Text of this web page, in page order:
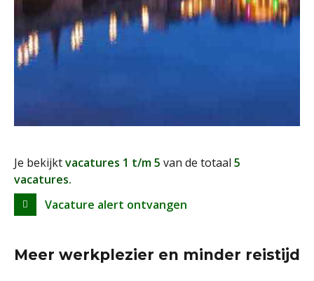
Je bekijktvacatures 1 t/m 5 van de totaal 5
vacatures.
Vacature alert ontvangen
Meer werkplezier en minder reistijd